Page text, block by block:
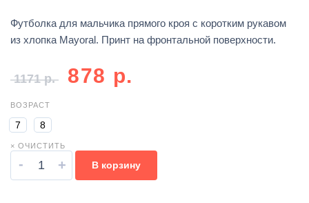
Футболка для мальчика прямого кроя с коротким рукавом
из хлопка Mayoral. Принт на фронтальной поверхности.
1171р. 878 р.
ВОЗРАСТ
7 8
× ОЧИСТИТЬ
- + В корзину